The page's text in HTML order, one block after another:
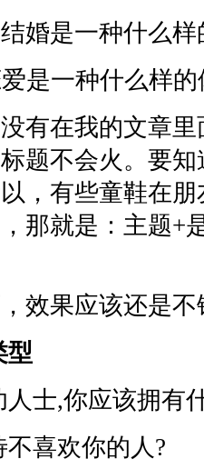
是一种什么样
一种什么样的
在我的文章里
题不会火。要
，有些童鞋在
那就是：主题+
果应该还是不
型
士,你应该拥有
喜欢你的人?